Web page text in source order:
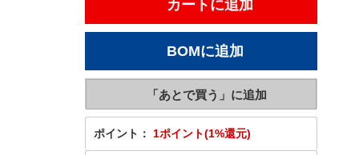
ポイント： 1ポイント(1%還元)